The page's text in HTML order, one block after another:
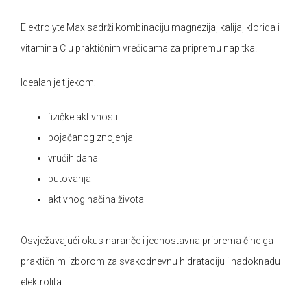
Elektrolyte Max sadrži kombinaciju magnezija, kalija, klorida i
vitamina C u praktičnim vrećicama za pripremu napitka.
Idealan je tijekom:
fizičke aktivnosti
pojačanog znojenja
vrućih dana
putovanja
aktivnog načina života
Osvježavajući okus naranče i jednostavna priprema čine ga
praktičnim izborom za svakodnevnu hidrataciju i nadoknadu
elektrolita.